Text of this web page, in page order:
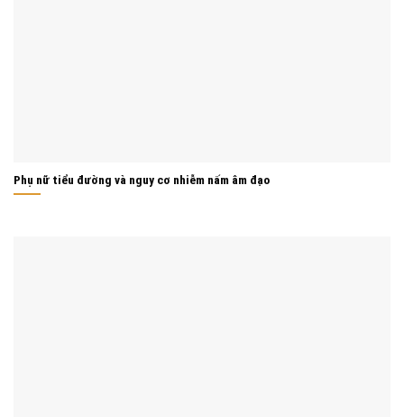
Phụ nữ tiểu đường và nguy cơ nhiễm nấm âm đạo